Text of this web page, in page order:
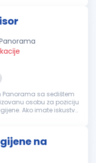
Panorama sa sedištem
osobu za poziciju
Ako imate iskustvo
na